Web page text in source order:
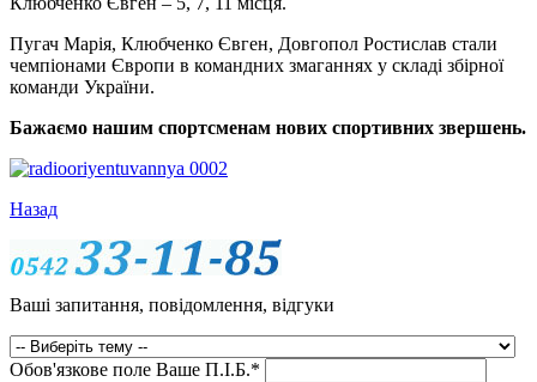
Пугач Марія, Клюбченко Євген, Довгопол Ростислав стали
чемпіонами Європи в командних змаганнях у складі збірної
команди України.
Бажаємо нашим спортсменам нових спортивних звершень.
Назад
Ваші запитання, повідомлення, відгуки
Обов'язкове поле Ваше П.I.Б.*